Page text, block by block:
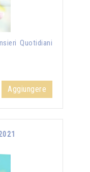
Quotidiani
Aggiungere